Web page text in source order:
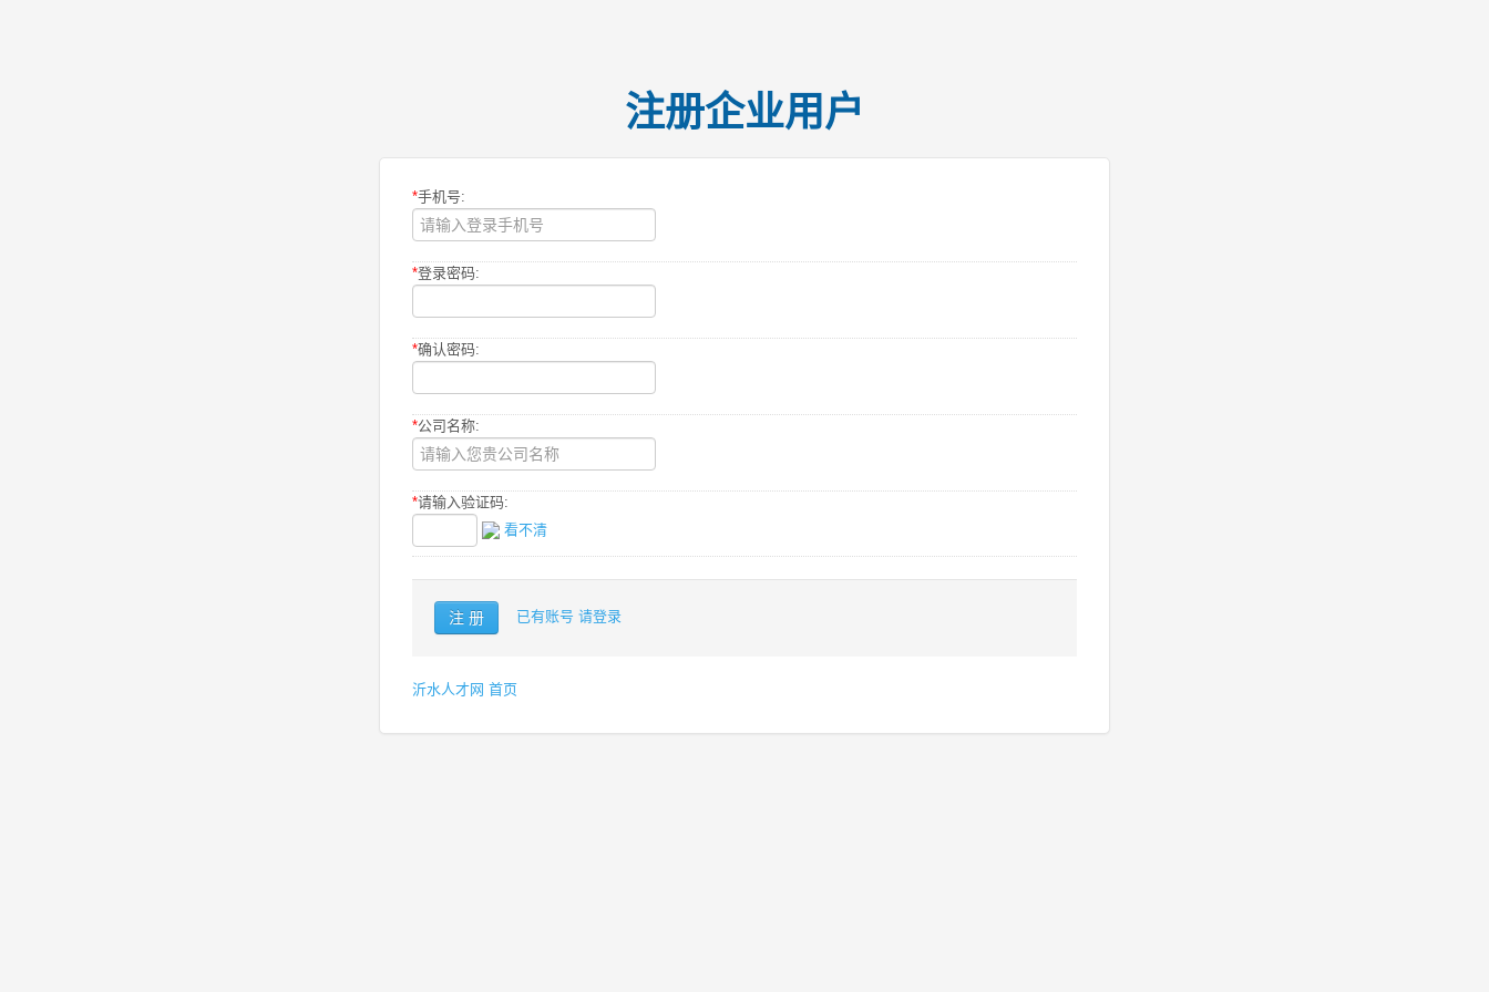
注册企业用户
*手机号:
*登录密码:
*确认密码:
*公司名称:
*请输入验证码:
看不清
已有账号 请登录
沂水人才网 首页